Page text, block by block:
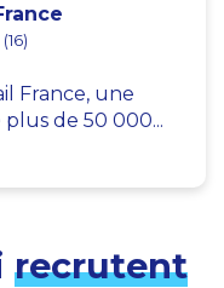
France, une
de 50 000...
recrutent